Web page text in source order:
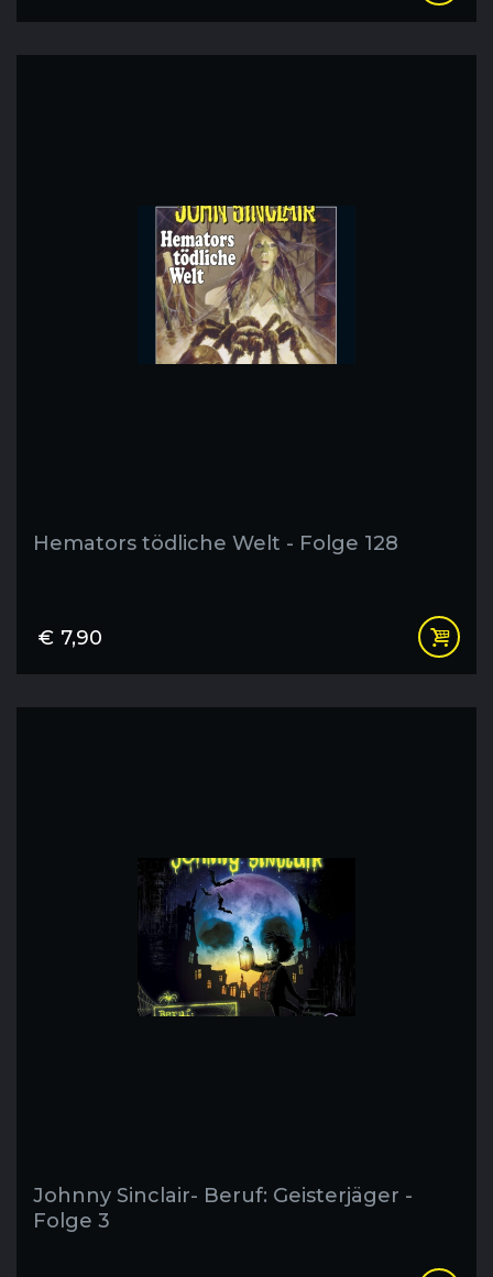
Hemators tödliche Welt - Folge 128
€ 7,90
Johnny Sinclair- Beruf: Geisterjäger -
Folge 3